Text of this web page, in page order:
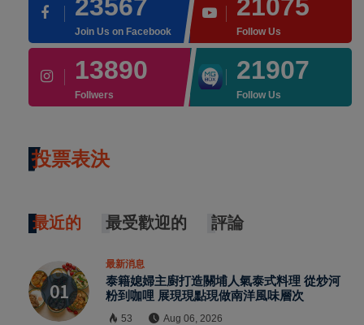
23567
Join Us on Facebook
21075
Follow Us
13890
Follwers
21907
Follow Us
投票表決
最近的 最受歡迎的 評論
最新消息
泰籍媳婦主廚打造關埔人氣泰式料理 從炒河
粉到咖哩 展現現點現做南洋風味層次
53 Aug 06, 2026